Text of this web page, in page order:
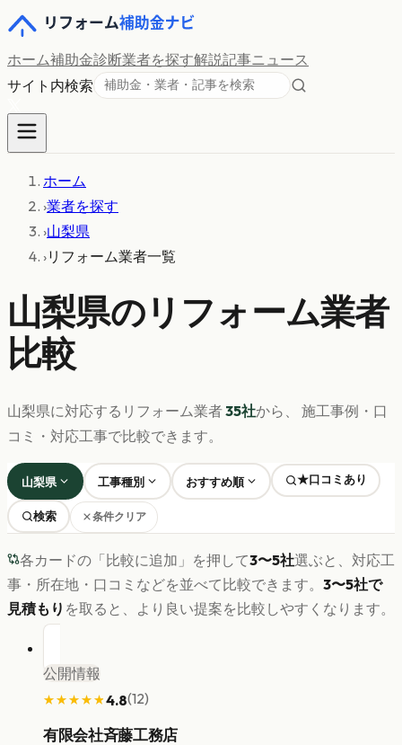
ホーム補助金診断業者を探す解説記事ニュース
サイト内検索
ホーム
›業者を探す
›山梨県
›リフォーム業者一覧
山梨県のリフォーム業者
比較
山梨県に対応するリフォーム業者35社から、 施工事例・口
コミ・対応工事で比較できます。
山梨県 工事種別 おすすめ順 ★口コミあり
検索 条件クリア
各カードの「比較に追加」を押して3〜5社選ぶと、対応工
事・所在地・口コミなどを並べて比較できます。 3〜5社で
見積もり を取ると、より良い提案を比較しやすくなります。
公開情報
★★★★★
★★★★★4.8(12)
有限会社斉藤工務店